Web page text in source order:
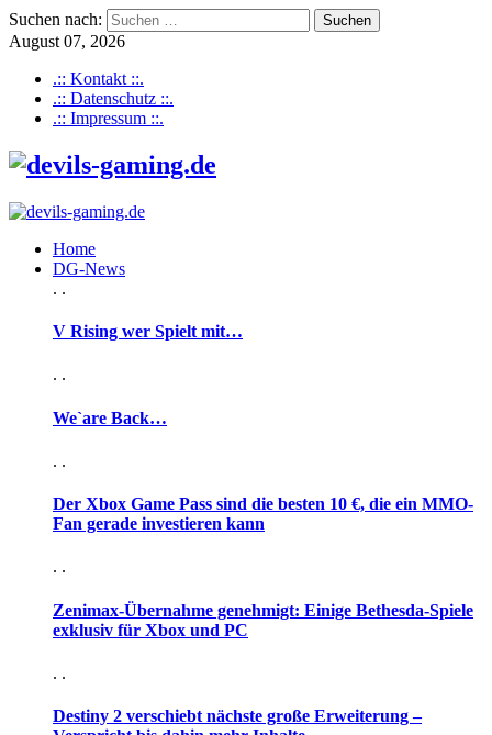
Suchen nach:
August 07, 2026
.:: Kontakt ::.
.:: Datenschutz ::.
.:: Impressum ::.
Home
DG-News
. .
V Rising wer Spielt mit…
. .
We`are Back…
. .
Der Xbox Game Pass sind die besten 10 €, die ein MMO-
Fan gerade investieren kann
. .
Zenimax-Übernahme genehmigt: Einige Bethesda-Spiele
exklusiv für Xbox und PC
. .
Destiny 2 verschiebt nächste große Erweiterung –